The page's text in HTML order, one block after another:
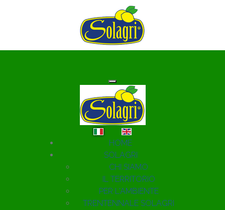
Seleziona la tua lingua
HOME
SOLAGRI
CHI SIAMO
IL TERRITORIO
PER L'AMBIENTE
TRENTENNALE SOLAGRI